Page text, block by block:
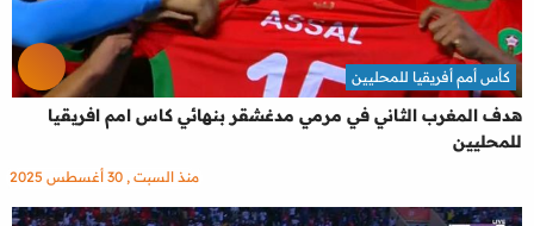
هدف المغرب الثاني في مرمي مدغشقر بنهائي كاس امم افريقيا
للمحليين
كأس أمم أفريقيا للمحليين
منذ السبت , 30 أغسطس 2025